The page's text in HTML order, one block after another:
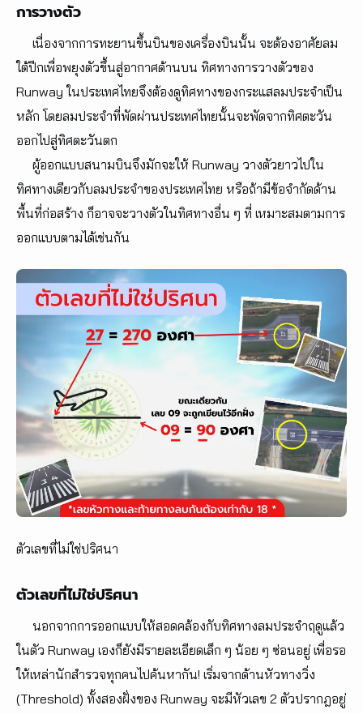
การวางตัว
เนื่องจากการทะยานขึ้นบินของเครื่องบินนั้น จะต้องอาศัยลม
ใต้ปีกเพื่อพยุงตัวขึ้นสู่อากาศด้านบน ทิศทางการวางตัวของ
Runway ในประเทศไทยจึงต้องดูทิศทางของกระแสลมประจำเป็น
หลัก โดยลมประจำที่พัดผ่านประเทศไทยนั้นจะพัดจากทิศตะวัน
ออกไปสู่ทิศตะวันตก
ผู้ออกแบบสนามบินจึงมักจะให้ Runway วางตัวยาวไปใน
ทิศทางเดียวกับลมประจำของประเทศไทย หรือถ้ามีข้อจำกัดด้าน
พื้นที่ก่อสร้าง ก็อาจจะวางตัวในทิศทางอื่น ๆ ที่ เหมาะสมตามการ
ออกแบบตามได้เช่นกัน
ตัวเลขที่ไม่ใช่ปริศนา
ตัวเลขที่ไม่ใช่ปริศนา
นอกจากการออกแบบให้สอดคล้องกับทิศทางลมประจำฤดูแล้ว
ในตัว Runway เองก็ยังมีรายละเอียดเล็ก ๆ น้อย ๆ ซ่อนอยู่ เพื่อรอ
ให้เหล่านักสำรวจทุกคนไปค้นหากัน! เริ่มจากด้านหัวทางวิ่ง
(Threshold) ทั้งสองฝั่งของ Runway จะมีหัวเลข 2 ตัวปรากฎอยู่